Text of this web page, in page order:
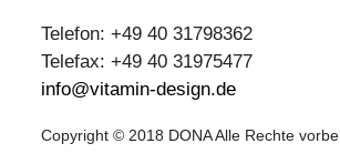
Telefon: +49 40 31798362
Telefax: +49 40 31975477
info@vitamin-design.de
Copyright © 2018 DONA Alle Rechte